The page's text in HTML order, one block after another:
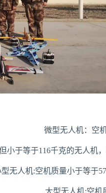
微型无人机：空
小于等于116千克的无人机
无人机:空机质量小于等于
大型无人机:空机